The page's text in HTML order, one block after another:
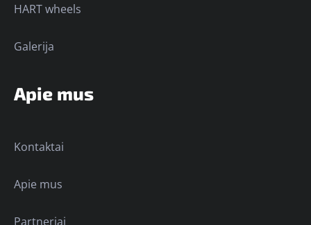
HART wheels
Galerija
Apie mus
Kontaktai
Apie mus
Partneriai